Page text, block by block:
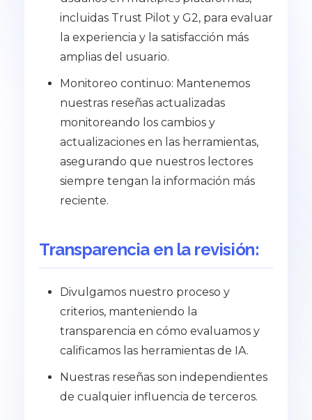
incluidas Trust Pilot y G2, para evaluar
la experiencia y la satisfacción más
amplias del usuario.
Monitoreo continuo: Mantenemos
nuestras reseñas actualizadas
monitoreando los cambios y
actualizaciones en las herramientas,
asegurando que nuestros lectores
siempre tengan la información más
reciente.
Transparencia en la revisión:
Divulgamos nuestro proceso y
criterios, manteniendo la
transparencia en cómo evaluamos y
calificamos las herramientas de IA.
Nuestras reseñas son independientes
de cualquier influencia de terceros.